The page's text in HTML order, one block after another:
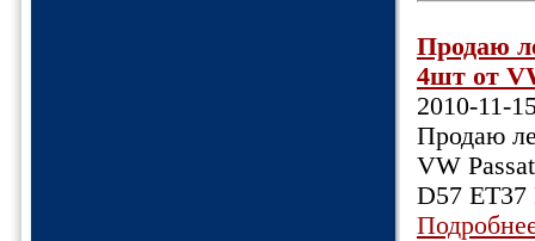
Продаю
4шт от
2010-11-
Продаю
VW
D57 ET37